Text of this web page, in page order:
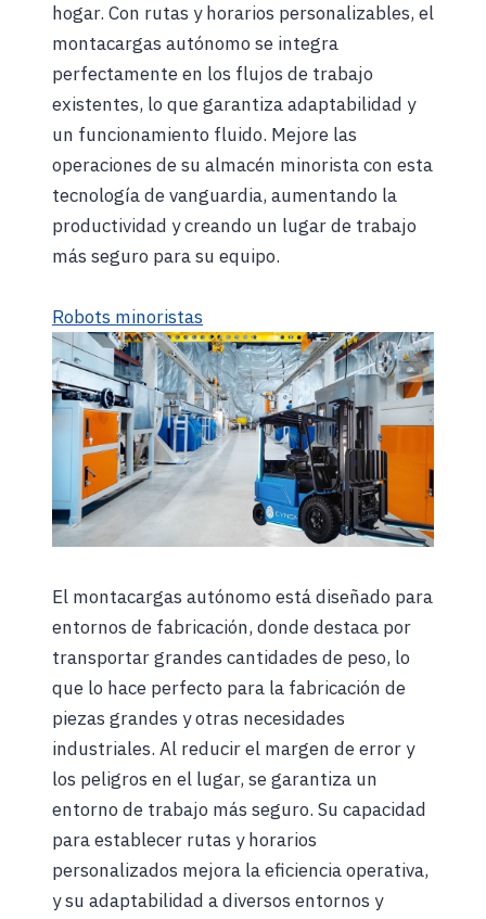
hogar. Con rutas y horarios personalizables, el
montacargas autónomo se integra
perfectamente en los flujos de trabajo
existentes, lo que garantiza adaptabilidad y
un funcionamiento fluido. Mejore las
operaciones de su almacén minorista con esta
tecnología de vanguardia, aumentando la
productividad y creando un lugar de trabajo
más seguro para su equipo.
Robots minoristas
El montacargas autónomo está diseñado para
entornos de fabricación, donde destaca por
transportar grandes cantidades de peso, lo
que lo hace perfecto para la fabricación de
piezas grandes y otras necesidades
industriales. Al reducir el margen de error y
los peligros en el lugar, se garantiza un
entorno de trabajo más seguro. Su capacidad
para establecer rutas y horarios
personalizados mejora la eficiencia operativa,
y su adaptabilidad a diversos entornos y